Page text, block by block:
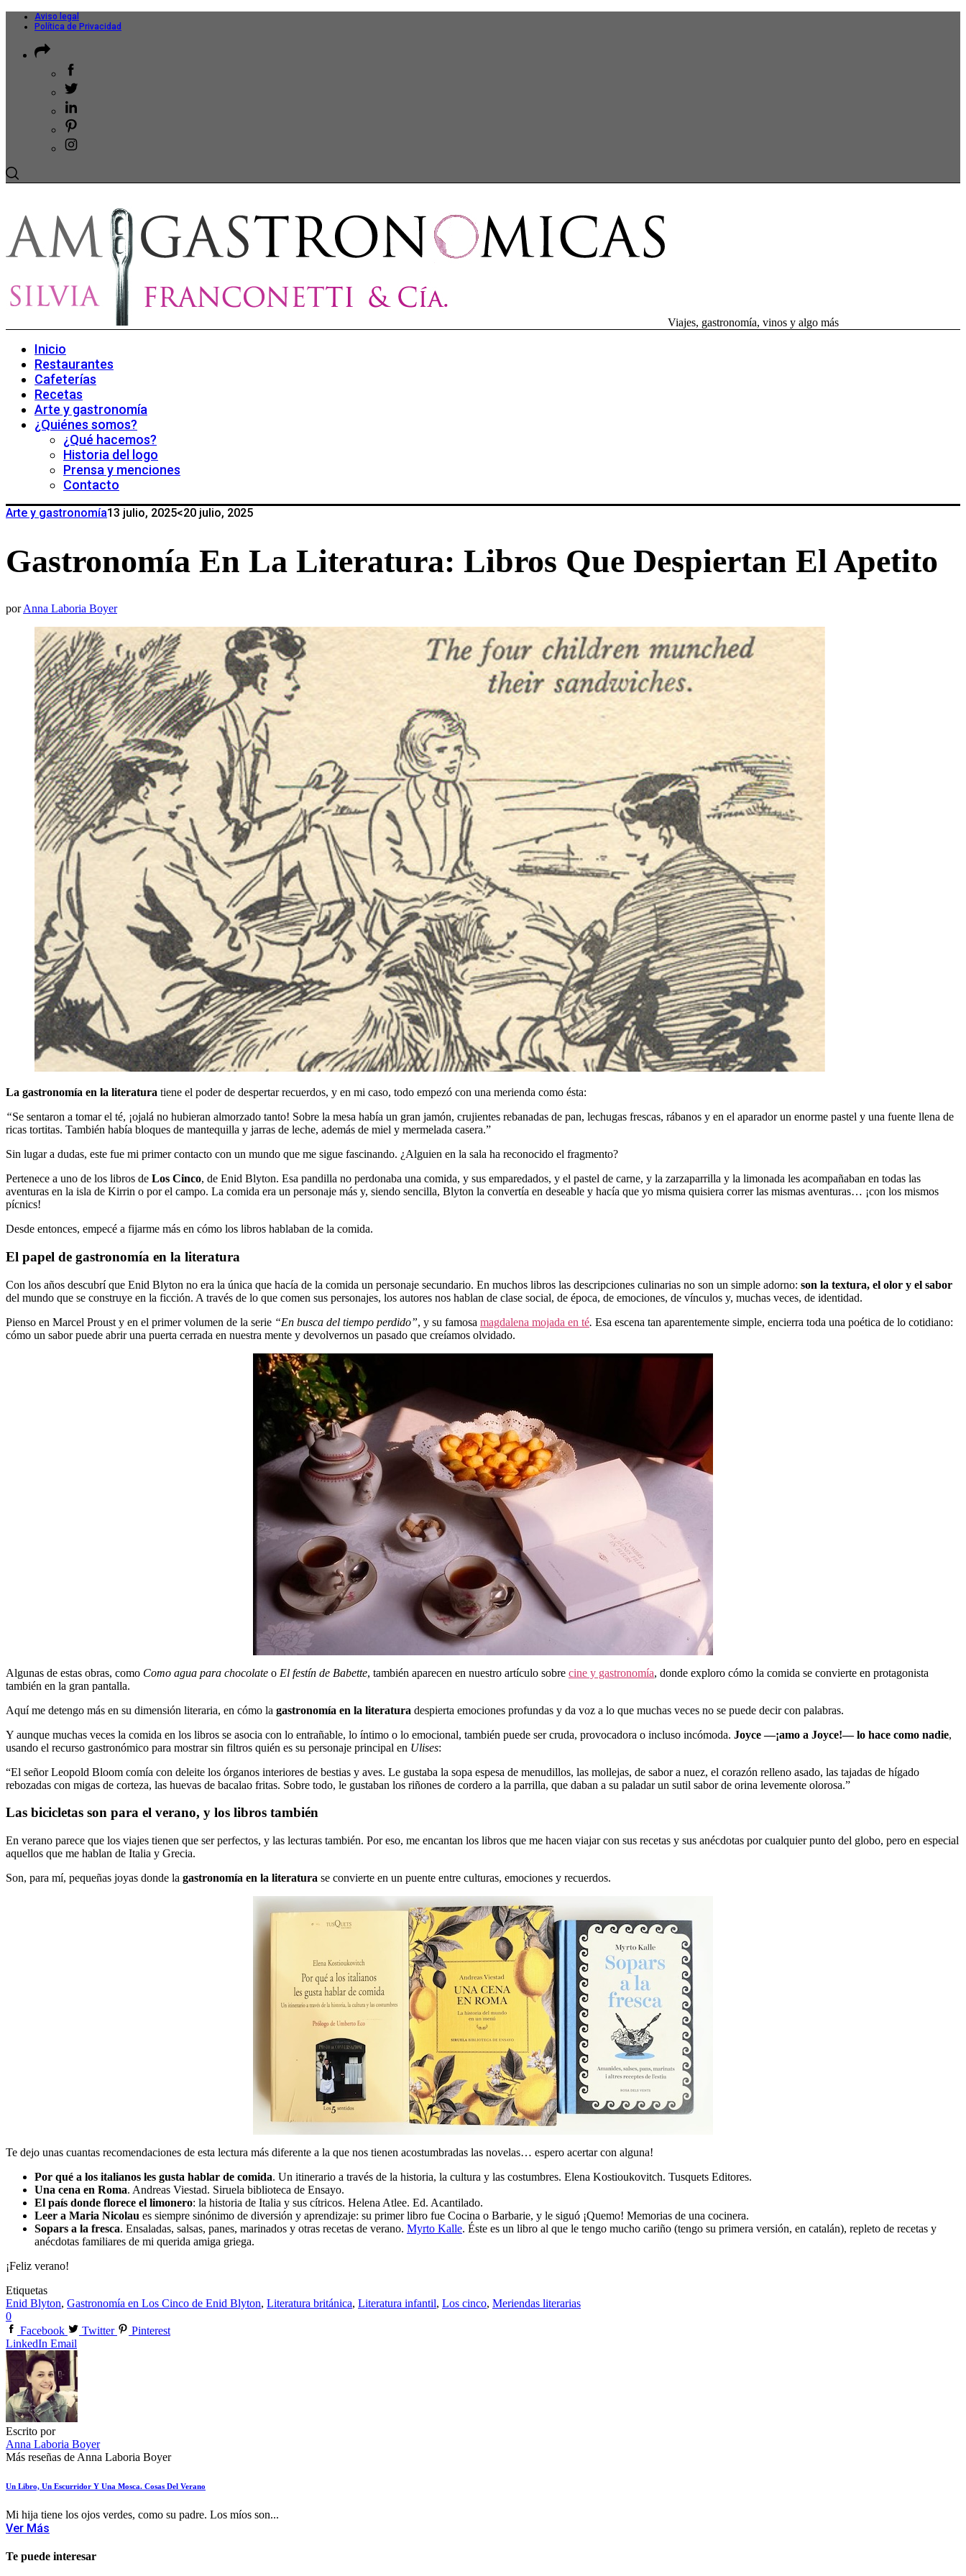
Aviso legal
Política de Privacidad
Viajes, gastronomía, vinos y algo más
Inicio
Restaurantes
Cafeterías
Recetas
Arte y gastronomía
¿Quiénes somos?
¿Qué hacemos?
Historia del logo
Prensa y menciones
Contacto
Arte y gastronomía13 julio, 2025<20 julio, 2025
Gastronomía En La Literatura: Libros Que Despiertan El Apetito
por Anna Laboria Boyer
La gastronomía en la literatura tiene el poder de despertar recuerdos, y en mi caso, todo empezó con una merienda como ésta:
“Se sentaron a tomar el té, ¡ojalá no hubieran almorzado tanto! Sobre la mesa había un gran jamón, crujientes rebanadas de pan, lechugas frescas, rábanos y en el aparador un enorme pastel y una fuente llena de
ricas tortitas. También había bloques de mantequilla y jarras de leche, además de miel y mermelada casera.”
Sin lugar a dudas, este fue mi primer contacto con un mundo que me sigue fascinando. ¿Alguien en la sala ha reconocido el fragmento?
Pertenece a uno de los libros de Los Cinco, de Enid Blyton. Esa pandilla no perdonaba una comida, y sus emparedados, y el pastel de carne, y la zarzaparrilla y la limonada les acompañaban en todas las
aventuras en la isla de Kirrin o por el campo. La comida era un personaje más y, siendo sencilla, Blyton la convertía en deseable y hacía que yo misma quisiera correr las mismas aventuras… ¡con los mismos
pícnics!
Desde entonces, empecé a fijarme más en cómo los libros hablaban de la comida.
El papel de gastronomía en la literatura
Con los años descubrí que Enid Blyton no era la única que hacía de la comida un personaje secundario. En muchos libros las descripciones culinarias no son un simple adorno: son la textura, el olor y el sabor
del mundo que se construye en la ficción. A través de lo que comen sus personajes, los autores nos hablan de clase social, de época, de emociones, de vínculos y, muchas veces, de identidad.
Pienso en Marcel Proust y en el primer volumen de la serie “En busca del tiempo perdido”, y su famosa magdalena mojada en té. Esa escena tan aparentemente simple, encierra toda una poética de lo cotidiano:
cómo un sabor puede abrir una puerta cerrada en nuestra mente y devolvernos un pasado que creíamos olvidado.
Algunas de estas obras, como Como agua para chocolate o El festín de Babette, también aparecen en nuestro artículo sobre cine y gastronomía, donde exploro cómo la comida se convierte en protagonista
también en la gran pantalla.
Aquí me detengo más en su dimensión literaria, en cómo la gastronomía en la literatura despierta emociones profundas y da voz a lo que muchas veces no se puede decir con palabras.
Y aunque muchas veces la comida en los libros se asocia con lo entrañable, lo íntimo o lo emocional, también puede ser cruda, provocadora o incluso incómoda. Joyce —¡amo a Joyce!— lo hace como nadie,
usando el recurso gastronómico para mostrar sin filtros quién es su personaje principal en Ulises:
“El señor Leopold Bloom comía con deleite los órganos interiores de bestias y aves. Le gustaba la sopa espesa de menudillos, las mollejas, de sabor a nuez, el corazón relleno asado, las tajadas de hígado
rebozadas con migas de corteza, las huevas de bacalao fritas. Sobre todo, le gustaban los riñones de cordero a la parrilla, que daban a su paladar un sutil sabor de orina levemente olorosa.”
Las bicicletas son para el verano, y los libros también
En verano parece que los viajes tienen que ser perfectos, y las lecturas también. Por eso, me encantan los libros que me hacen viajar con sus recetas y sus anécdotas por cualquier punto del globo, pero en especial
aquellos que me hablan de Italia y Grecia.
Son, para mí, pequeñas joyas donde la gastronomía en la literatura se convierte en un puente entre culturas, emociones y recuerdos.
Te dejo unas cuantas recomendaciones de esta lectura más diferente a la que nos tienen acostumbradas las novelas… espero acertar con alguna!
Por qué a los italianos les gusta hablar de comida. Un itinerario a través de la historia, la cultura y las costumbres. Elena Kostioukovitch. Tusquets Editores.
Una cena en Roma. Andreas Viestad. Siruela biblioteca de Ensayo.
El país donde florece el limonero: la historia de Italia y sus cítricos. Helena Atlee. Ed. Acantilado.
Leer a Maria Nicolau es siempre sinónimo de diversión y aprendizaje: su primer libro fue Cocina o Barbarie, y le siguó ¡Quemo! Memorias de una cocinera.
Sopars a la fresca. Ensaladas, salsas, panes, marinados y otras recetas de verano. Myrto Kalle. Éste es un libro al que le tengo mucho cariño (tengo su primera versión, en catalán), repleto de recetas y
anécdotas familiares de mi querida amiga griega.
¡Feliz verano!
Etiquetas
Enid Blyton, Gastronomía en Los Cinco de Enid Blyton, Literatura británica, Literatura infantil, Los cinco, Meriendas literarias
0
Facebook
Twitter
Pinterest
LinkedIn Email
Escrito por
Anna Laboria Boyer
Más reseñas de Anna Laboria Boyer
Un Libro, Un Escurridor Y Una Mosca. Cosas Del Verano
Mi hija tiene los ojos verdes, como su padre. Los míos son...
Ver Más
Te puede interesar